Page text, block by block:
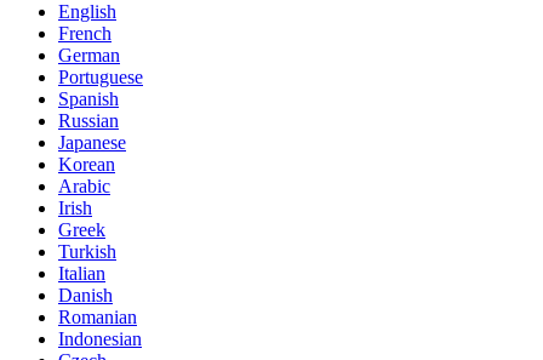
English
French
German
Portuguese
Spanish
Russian
Japanese
Korean
Arabic
Irish
Greek
Turkish
Italian
Danish
Romanian
Indonesian